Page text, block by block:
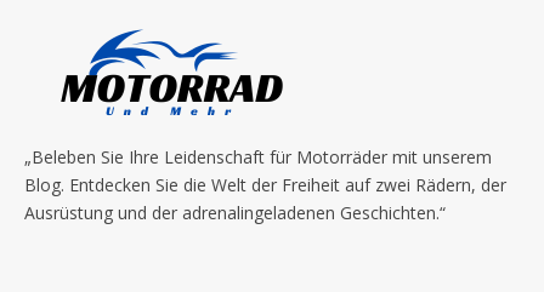
„Beleben Sie Ihre Leidenschaft für Motorräder mit unserem
Blog. Entdecken Sie die Welt der Freiheit auf zwei Rädern, der
Ausrüstung und der adrenalingeladenen Geschichten.“